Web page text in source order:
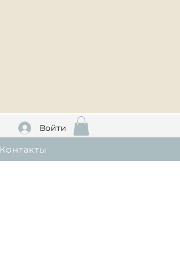
Контакты
Войти